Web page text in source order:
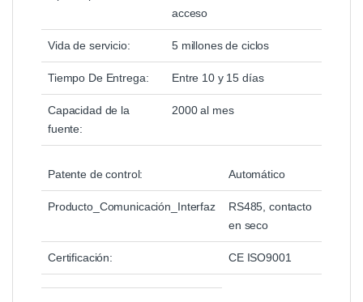
acceso
Vida de servicio: 5 millones de ciclos
Tiempo De Entrega: Entre 10 y 15 días
Capacidad de la
fuente:
2000 al mes
Patente de control: Automático
Producto_Comunicación_Interfaz
RS485, contacto
en seco
Certificación: CE ISO9001